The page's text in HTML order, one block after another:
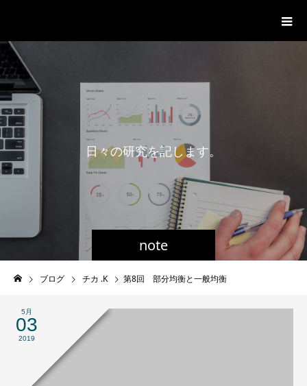
一般社団法人グローバル都市経営学
note
日々の研究を記します。
ブログ チカ .K 第8回 部分均衡と一般均衡
5月
03
2019